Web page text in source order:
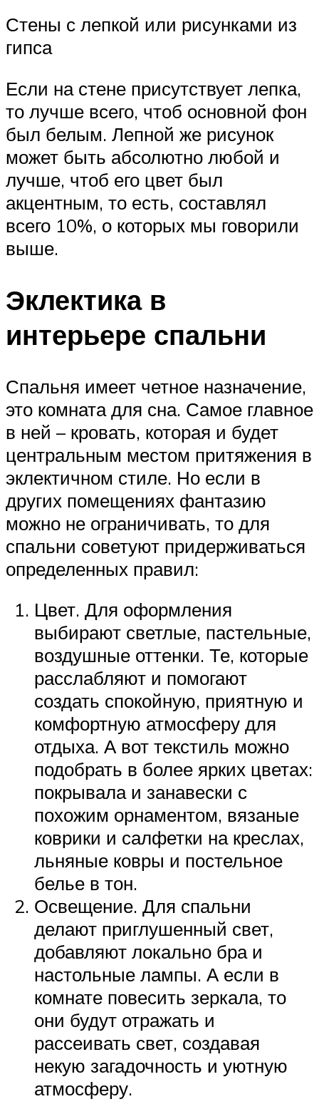
Стены с лепкой или рисунками из
гипса
Если на стене присутствует лепка,
то лучше всего, чтоб основной фон
был белым. Лепной же рисунок
может быть абсолютно любой и
лучше, чтоб его цвет был
акцентным, то есть, составлял
всего 10%, о которых мы говорили
выше.
Эклектика в
интерьере спальни
Спальня имеет четное назначение,
это комната для сна. Самое главное
в ней – кровать, которая и будет
центральным местом притяжения в
эклектичном стиле. Но если в
других помещениях фантазию
можно не ограничивать, то для
спальни советуют придерживаться
определенных правил:
Цвет. Для оформления
выбирают светлые, пастельные,
воздушные оттенки. Те, которые
расслабляют и помогают
создать спокойную, приятную и
комфортную атмосферу для
отдыха. А вот текстиль можно
подобрать в более ярких цветах:
покрывала и занавески с
похожим орнаментом, вязаные
коврики и салфетки на креслах,
льняные ковры и постельное
белье в тон.
Освещение. Для спальни
делают приглушенный свет,
добавляют локально бра и
настольные лампы. А если в
комнате повесить зеркала, то
они будут отражать и
рассеивать свет, создавая
некую загадочность и уютную
атмосферу.